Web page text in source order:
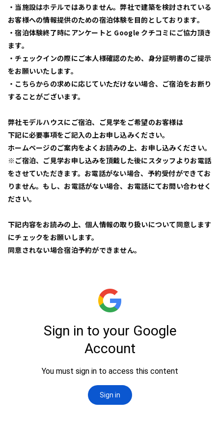
・当施設はホテルではありません。弊社で建築を検討されている
お客様への情報提供のための宿泊体験を目的としております。
・宿泊体験終了時にアンケートと Google クチコミにご協力頂き
ます。
・チェックインの際にご本人様確認のため、身分証明書のご提示
をお願いいたします。
・こちらからの求めに応じていただけない場合、ご宿泊をお断り
することがございます。
弊社モデルハウスにご宿泊、ご見学をご希望のお客様は
下記に必要事項をご記入の上お申し込みください。
ホームページのご案内をよくお読みの上、お申し込みください。
※ご宿泊、ご見学お申し込みを頂戴した後にスタッフよりお電話
をさせていただきます。お電話がない場合、予約受付ができてお
りません。もし、お電話がない場合、お電話にてお問い合わせく
ださい。
下記内容をお読みの上、個人情報の取り扱いについて同意します
にチェックをお願いします。
同意されない場合宿泊予約ができません。